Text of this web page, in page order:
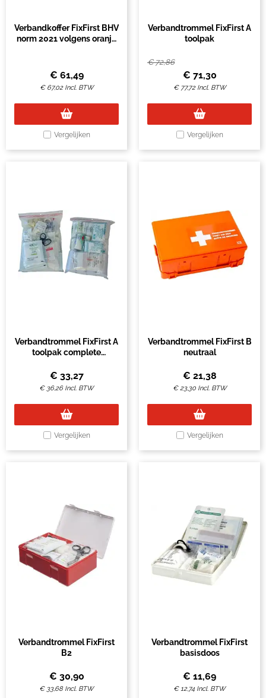
Verbandkoffer FixFirst BHV
norm 2021 volgens oranje
€ 61,49
€ 67,02 Incl. BTW
Vergelijken
Verbandtrommel FixFirst A
toolpak
€72,86
€ 71,30
€ 77,72 Incl. BTW
Vergelijken
Verbandtrommel FixFirst A
toolpak complete
€ 33,27
€ 36,26 Incl. BTW
Vergelijken
Verbandtrommel FixFirst B
neutraal
€ 21,38
€23,30 Incl. BTW
Vergelijken
Verbandtrommel FixFirst
B2
€ 30,90
€ 33,68 Incl. BTW
Verbandtrommel FixFirst
basisdoos
€ 11,69
€12,74 Incl. BTW